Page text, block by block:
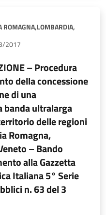
ROMAGNA,LOMBARDIA,
2017
– Procedura
della concessione
di una
banda ultralarga
delle regioni
Romagna,
– Bando
alla Gazzetta
Italiana 5° Serie
n. 63 del 3